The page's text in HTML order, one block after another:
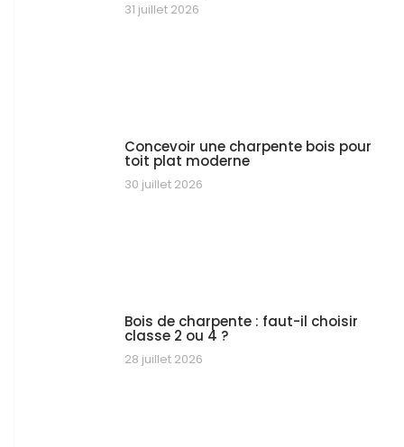
31 juillet 2026
Concevoir une charpente bois pour
toit plat moderne
30 juillet 2026
Bois de charpente : faut-il choisir
classe 2 ou 4 ?
28 juillet 2026